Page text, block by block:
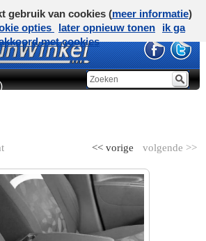
volgende >>
<< vorige
gebruik van cookies (meer informatie)
opties
later opnieuw tonen
ik ga
met cookies